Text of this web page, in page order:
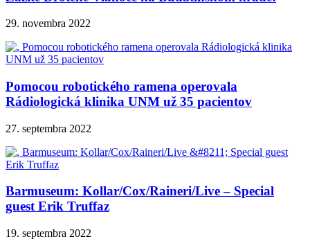
29. novembra 2022
Pomocou robotického ramena operovala
Rádiologická klinika UNM už 35 pacientov
27. septembra 2022
Barmuseum: Kollar/Cox/Raineri/Live – Special
guest Erik Truffaz
19. septembra 2022